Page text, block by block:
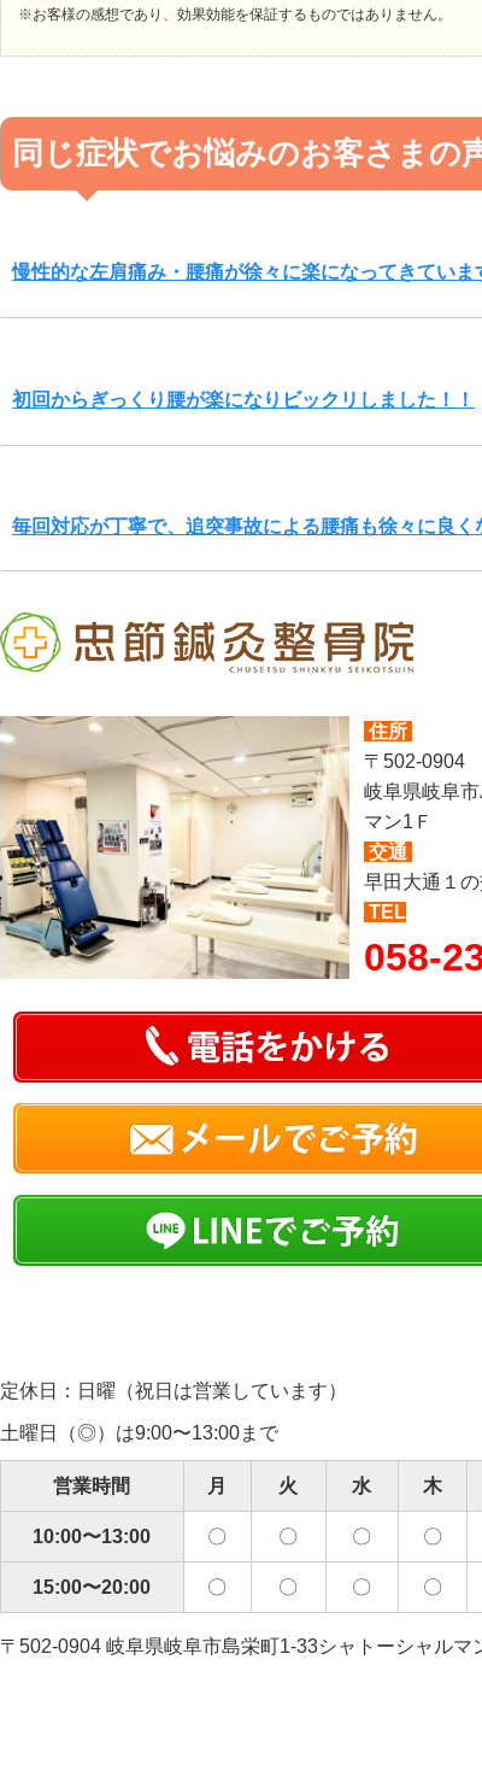
※お客様の感想であり、効果効能を保証するものではありません。
同じ症状でお悩みのお客さまの
慢性的な左肩痛み・腰痛が徐々に楽になってきていま
初回からぎっくり腰が楽になりビックリしました！！
毎回対応が丁寧で、追突事故による腰痛も徐々に良く
住所
〒502-0904
岐阜県岐阜
マン1Ｆ
交通
早田大通１
TEL
058-
定休日：日曜（祝日は営業しています）
土曜日（◎）は9:00〜13:00まで
営業時間 月 火 水 木
10:00〜13:00 〇 〇 〇 〇
15:00〜20:00 〇 〇 〇 〇
〒502-0904 岐阜県岐阜市島栄町1-33シャトーシャルマ